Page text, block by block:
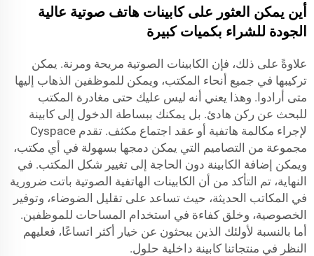
أين يمكن العثور على كابينات هاتف صوتية عالية
الجودة للشراء بكميات كبيرة
علاوةً على ذلك، فإن الكابينات الصوتية مريحة ومرنة. يمكن
تركيبها في جميع أنحاء المكتب، ويمكن للموظفين الذهاب إليها
متى أرادوا. وهذا يعني أنه ليس عليك حتى مغادرة المكتب
للبحث عن ركن هادئ. بل يمكنك ببساطة الدخول إلى كابينة
لإجراء مكالمة هاتفية أو عقد اجتماع مكثف. تقدم Cyspace
مجموعة من التصاميم التي يمكن دمجها بسهولة في أي مكتب،
ويمكن إضافة الكابينة دون الحاجة إلى تغيير شكل المكتب. في
النهاية، تم التأكد من أن الكابينات الهاتفية الصوتية باتت ضرورية
في المكاتب الحديثة، حيث تساعد على تقليل الضوضاء، وتوفير
الخصوصية، وخلق كفاءة في استخدام المساحات للموظفين.
أما بالنسبة لأولئك الذين يبحثون عن خيار أكثر اتساعًا، فعليهم
النظر في منتجاتنا كابينة داخلية حلول.